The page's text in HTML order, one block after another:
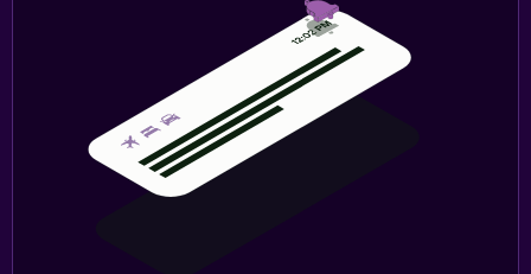
Teras/Veranda